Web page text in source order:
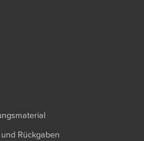
Rückgaben